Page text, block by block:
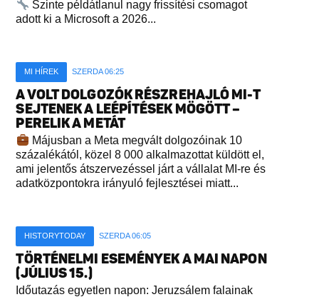
Szinte példátlanul nagy frissítési csomagot
adott ki a Microsoft a 2026...
MI HÍREK SZERDA 06:25
A VOLT DOLGOZÓK RÉSZREHAJLÓ MI-T
SEJTENEK A LEÉPÍTÉSEK MÖGÖTT –
PERELIK A METÁT
Májusban a Meta megvált dolgozóinak 10
százalékától, közel 8 000 alkalmazottat küldött el,
ami jelentős átszervezéssel járt a vállalat MI-re és
adatközpontokra irányuló fejlesztései miatt...
HISTORYTODAY SZERDA 06:05
TÖRTÉNELMI ESEMÉNYEK A MAI NAPON
(JÚLIUS 15.)
Időutazás egyetlen napon: Jeruzsálem falainak